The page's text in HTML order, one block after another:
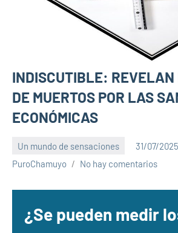
INDISCUTIBLE: REVELAN
DE MUERTOS POR LAS
ECONÓMICAS
Un mundo de sensaciones
31/07/2025
PuroChamuyo
No hay comentarios
¿Se pueden medir